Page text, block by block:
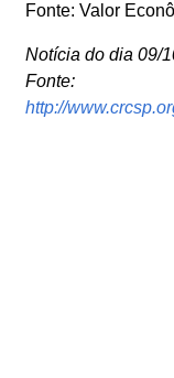
Fonte: Valor
Notícia do dia 09/
Fonte:
http://